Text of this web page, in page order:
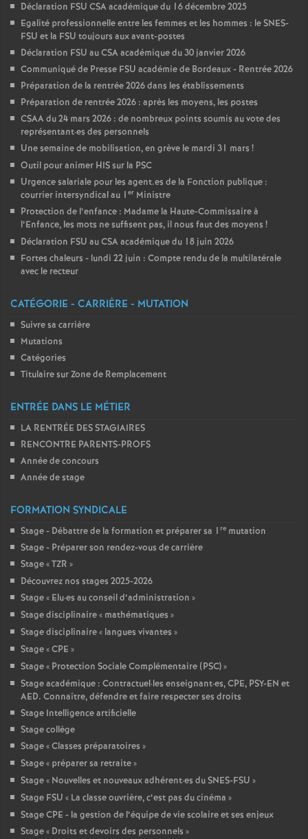
Déclaration FSU CSA académique du 16 décembre 2025
Egalité professionnelle entre les femmes et les hommes : le SNES-
FSU et la FSU toujours aux avant-postes
Déclaration FSU au CSA académique du 30 janvier 2026
Communiqué de Presse FSU académie de Bordeaux - Rentrée 2026
Préparation de la rentrée 2026 dans les établissements
Préparation de rentrée 2026 : après les moyens, les postes
CSAA du 24 mars 2026 : de nombreux points soumis au vote des
représentant·es des personnels
Une semaine de mobilisation, en grève le mardi 31 mars !
Outil pour animer HIS sur la PSC
Urgence salariale pour les agent.es de la Fonction publique :
courrier intersyndical au 1 er Ministre
Protection de l’enfance : Madame la Haute-Commissaire à
l’Enfance, les mots ne suffisent pas, il nous faut des moyens !
Déclaration FSU au CSA académique du 18 juin 2026
Fortes chaleurs - lundi 22 juin : Compte rendu de la multilatérale
avec le recteur
CATÉGORIE - CARRIÈRE - MUTATION
Suivre sa carrière
Mutations
Catégories
Titulaire sur Zone de Remplacement
ENTRÉE DANS LE MÉTIER
LA RENTRÉE DES STAGIAIRES
RENCONTRE PARENTS-PROFS
Année de concours
Année de stage
FORMATION SYNDICALE
Stage - Débattre de la formation et préparer sa 1 re mutation
Stage - Préparer son rendez-vous de carrière
Stage «TZR »
Découvrez nos stages 2025-2026
Stage « Elu·es au conseil d’administration »
Stage disciplinaire « mathématiques »
Stage disciplinaire « langues vivantes »
Stage «CPE »
Stage « Protection Sociale Complémentaire (PSC)»
Stage académique : Contractuel·les enseignant·es, CPE, PSY-EN et
AED. Connaître, défendre et faire respecter ses droits
Stage Intelligence artificielle
Stage collège
Stage «Classes préparatoires »
Stage « préparer sa retraite»
Stage « Nouvelles et nouveaux adhérent·es du SNES-FSU »
Stage FSU « La classe ouvrière, c’est pas du cinéma »
Stage CPE - la gestion de l’équipe de vie scolaire et ses enjeux
Stage « Droits et devoirs des personnels »